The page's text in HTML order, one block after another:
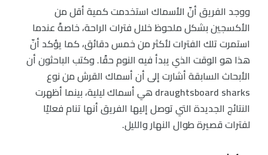
ووجد الفريق أنّ الأسماك استخدمت كمية أقل من
الأكسجين بشكل ملحوظ خلال فترات الراحة، خاصةً عندما
استمرت تلك الفترات لأكثر من خمس دقائق، كما يؤكد أنّ
هذا هو الوقت الذي يبدأ فيه النوم حقًا. وكتب الباحثون أن
الأبحاث السابقة أشارت إلى أن أسماك القرش من نوع
draughtsboard sharks هي أسماك ليلية، بينما أظهرت
النتائج الجديدة التي توصل إليها الفريق أنها تنام فعليًا
لفترات قصيرة طوال النهار والليل.